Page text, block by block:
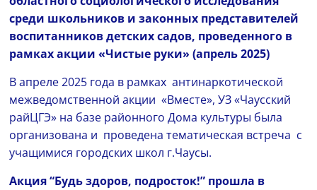
среди школьников и законных представителей
воспитанников детских садов, проведенного в
рамках акции «Чистые руки» (апрель 2025)
В апреле 2025 года в рамках антинаркотической
межведомственной акции «Вместе», УЗ «Чаусский
райЦГЭ» на базе районного Дома культуры была
организована и проведена тематическая встреча с
учащимися городских школ г.Чаусы.
Акция “Будь здоров, подросток!” прошла в